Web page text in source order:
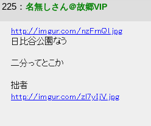
225 ： 名無しさん＠故郷VIP
http://imgur.com/nzFrnQl.jpg
日比谷公園なう
二分ってとこか
拙者
http://imgur.com/zl7yIjV.jpg